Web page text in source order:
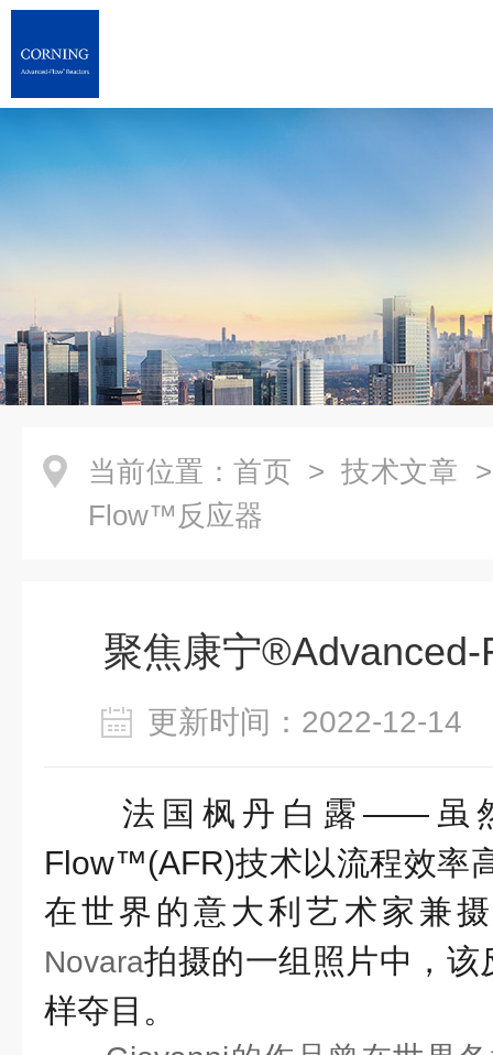
当前位置： 首页 > 技术文章
Flow™反应器
聚焦康宁
更新时间：2022-12-
法国枫丹白露——虽
Flow™(AFR)技术以流程效率
在世界的意大利艺术家兼
Novara拍摄的一组照片中，
样夺目。